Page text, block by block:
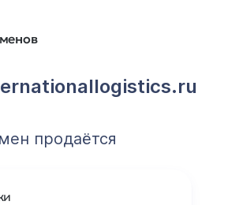
продаётся